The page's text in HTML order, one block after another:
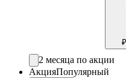
2 месяца по акции
АкцияПопулярный